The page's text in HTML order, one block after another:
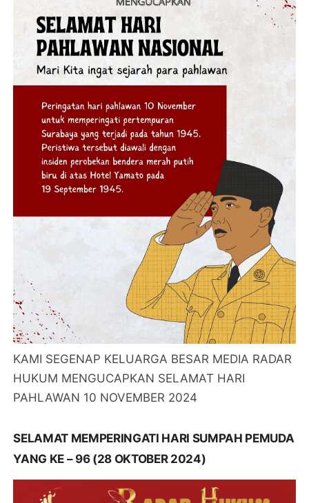
KAMI SEGENAP KELUARGA BESAR MEDIA RADAR
HUKUM MENGUCAPKAN SELAMAT HARI
PAHLAWAN 10 NOVEMBER 2024
SELAMAT MEMPERINGATI HARI SUMPAH PEMUDA
YANG KE – 96 (28 OKTOBER 2024)